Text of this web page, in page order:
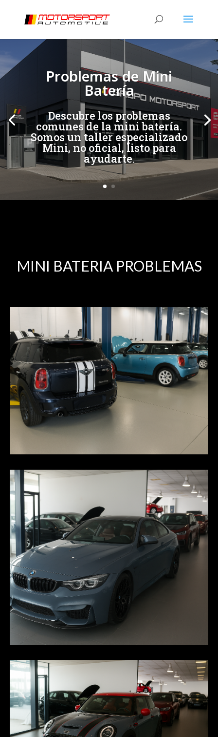
Problemas de Mini
Batería
Descubre los problemas
comunes de la mini batería.
Somos un taller especializado
Mini, no oficial, listo para
ayudarte.
[/et_pb_slide][/et_pb_slide]
MINI BATERIA PROBLEMAS